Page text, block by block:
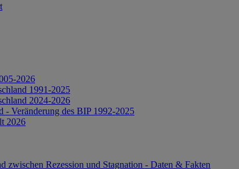
2026
1991-2025
2024-2026
- Veränderung des BIP 1992-2025
2026
zwischen Rezession und Stagnation - Daten & Fakten